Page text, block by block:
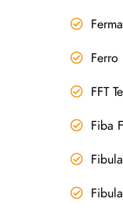
Ferro
FFT
Fiba